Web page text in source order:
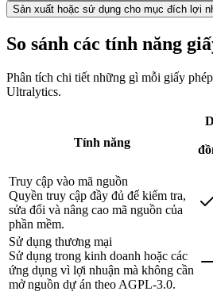
Sản xuất hoặc sử dụng cho mục đích lợi
So sánh các tính năng
Phân tích chi tiết những gì mỗi giấy
Ultralytics.
Tính năng
Truy cập vào mã nguồn
Quyền truy cập đầy đủ để kiểm tra,
sửa đổi và nâng cao mã nguồn của
phần mềm.
Sử dụng thương mại
Sử dụng trong kinh doanh hoặc các
ứng dụng vì lợi nhuận mà không cần
mở nguồn dự án theo AGPL-3.0.